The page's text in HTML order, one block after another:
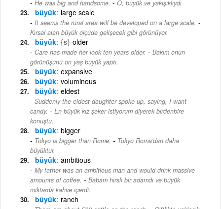
He was big and handsome. - O, büyük ve yakışıklıydı.
büyük large scale
It seems the rural area will be developed on a large scale. -
Kırsal alan büyük ölçüde gelişecek gibi görünüyor.
büyük {s} older
Care has made her look ten years older. - Bakım onun
görünüşünü on yaş büyük yaptı.
büyük expansive
büyük voluminous
büyük eldest
Suddenly the eldest daughter spoke up, saying, I want
candy. - En büyük kız şeker istiyorum diyerek birdenbire
konuştu.
büyük bigger
Tokyo is bigger than Rome. - Tokyo Roma'dan daha
büyüktür.
büyük ambitious
My father was an ambitious man and would drink massive
amounts of coffee. - Babam hırslı bir adamdı ve büyük
miktarda kahve içerdi.
büyük ranch